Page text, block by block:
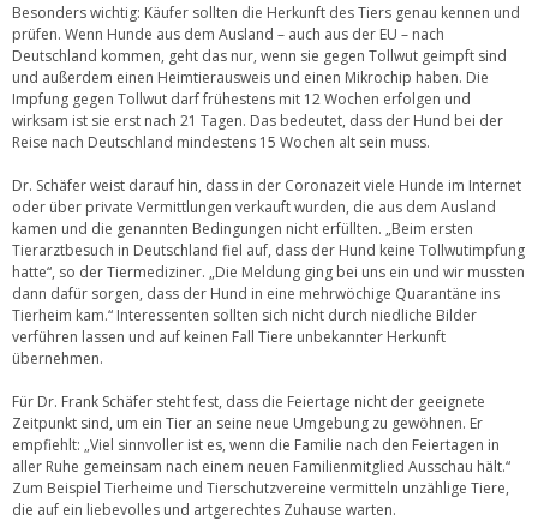
Besonders wichtig: Käufer sollten die Herkunft des Tiers genau kennen und
prüfen. Wenn Hunde aus dem Ausland – auch aus der EU – nach
Deutschland kommen, geht das nur, wenn sie gegen Tollwut geimpft sind
und außerdem einen Heimtierausweis und einen Mikrochip haben. Die
Impfung gegen Tollwut darf frühestens mit 12 Wochen erfolgen und
wirksam ist sie erst nach 21 Tagen. Das bedeutet, dass der Hund bei der
Reise nach Deutschland mindestens 15 Wochen alt sein muss.
Dr. Schäfer weist darauf hin, dass in der Coronazeit viele Hunde im Internet
oder über private Vermittlungen verkauft wurden, die aus dem Ausland
kamen und die genannten Bedingungen nicht erfüllten. „Beim ersten
Tierarztbesuch in Deutschland fiel auf, dass der Hund keine Tollwutimpfung
hatte“, so der Tiermediziner. „Die Meldung ging bei uns ein und wir mussten
dann dafür sorgen, dass der Hund in eine mehrwöchige Quarantäne ins
Tierheim kam.“ Interessenten sollten sich nicht durch niedliche Bilder
verführen lassen und auf keinen Fall Tiere unbekannter Herkunft
übernehmen.
Für Dr. Frank Schäfer steht fest, dass die Feiertage nicht der geeignete
Zeitpunkt sind, um ein Tier an seine neue Umgebung zu gewöhnen. Er
empfiehlt: „Viel sinnvoller ist es, wenn die Familie nach den Feiertagen in
aller Ruhe gemeinsam nach einem neuen Familienmitglied Ausschau hält.“
Zum Beispiel Tierheime und Tierschutzvereine vermitteln unzählige Tiere,
die auf ein liebevolles und artgerechtes Zuhause warten.